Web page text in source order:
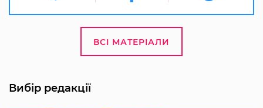
ВСІ МАТЕРІАЛИ
Вибір редакції